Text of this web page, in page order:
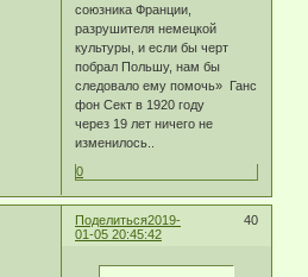
союзника Франции,
разрушителя немецкой
культуры, и если бы черт
побрал Польшу, нам бы
следовало ему помочь» Ганс
фон Сект в 1920 году
через 19 лет ничего не
изменилось..
0
Поделиться 40
2019-
01-05 20:45:42